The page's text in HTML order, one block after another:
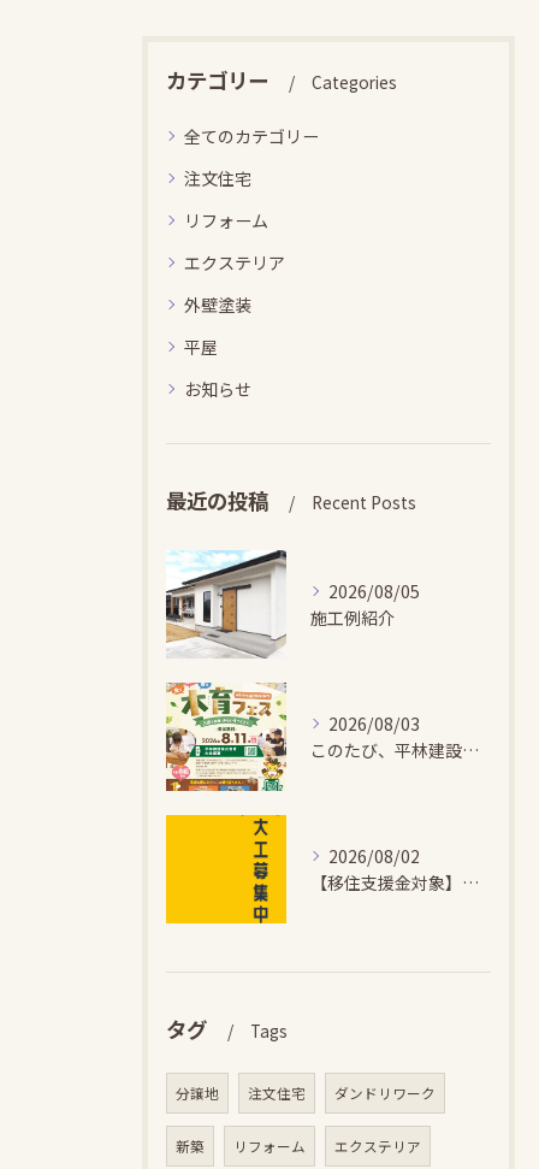
カテゴリー Categories
全てのカテゴリー
注文住宅
リフォーム
エクステリア
外壁塗装
平屋
お知らせ
最近の投稿 Recent Posts
2026/08/05
施工例紹介
2026/08/03
このたび、平林建設では、お子さまが木とふれあい・木について学...
2026/08/02
【移住支援金対象】【未経験歓迎】大多喜町で「見えないところも...
タグ Tags
分譲地 注文住宅 ダンドリワーク
新築 リフォーム エクステリア